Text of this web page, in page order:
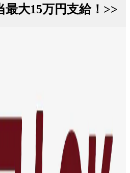
最大15万円支給！>>